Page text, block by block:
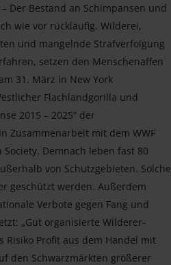
Der Bestand an Schimpansen und
wie vor rückläufig. Wilderei,
und mangelnde Strafverfolgung
setzen den Menschenaffen
31. März in New York
Flachlandgorilla und
2015 – 2025“ der
Zusammenarbeit mit dem WWF
Demnach leben fast 80
von Schutzgebieten. Solche
geschützt werden. Außerdem
Verbote gegen Fang und
„Gut organisierte Wilderer-
Risiko Profit aus dem Handel mit
den Schwarzmärkten größerer